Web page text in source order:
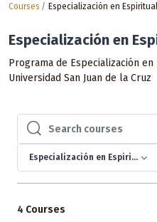
Courses Especialización en
Especialización en
Programa de Especialización
Universidad San Juan de la Cruz
Search courses
Search courses
Especialización en
4 Courses